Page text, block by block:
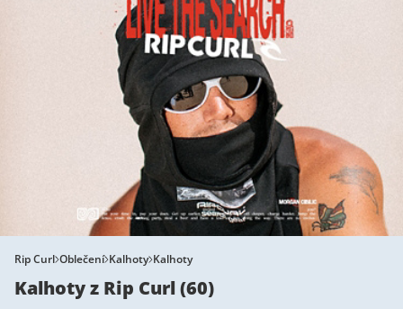
Rip Curl Oblečení Kalhoty Kalhoty
Kalhoty z Rip Curl(60)